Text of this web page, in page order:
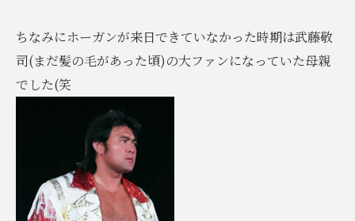
ちなみにホーガンが来日できていなかった時期は武藤敬
司(まだ髪の毛があった頃)の大ファンになっていた母親
でした(笑